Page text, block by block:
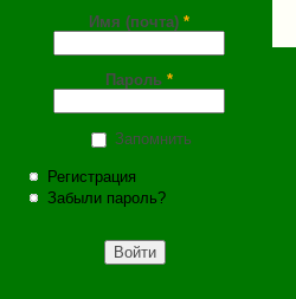
Имя (почта) *
Пароль *
Запомнить
Регистрация
Забыли пароль?